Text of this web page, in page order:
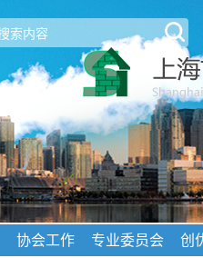
协会工作 专业委员会
创